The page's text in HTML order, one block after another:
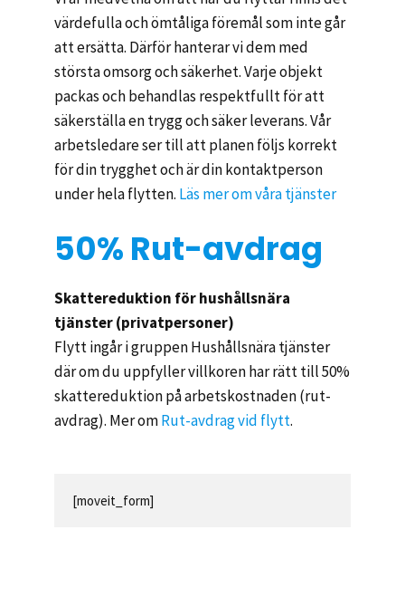
värdefulla och ömtåliga föremål som inte går
att ersätta. Därför hanterar vi dem med
största omsorg och säkerhet. Varje objekt
packas och behandlas respektfullt för att
säkerställa en trygg och säker leverans. Vår
arbetsledare ser till att planen följs korrekt
för din trygghet och är din kontaktperson
under hela flytten. Läs mer om våra tjänster
50% Rut-avdrag
Skattereduktion för hushållsnära
tjänster (privatpersoner)
Flytt ingår i gruppen Hushållsnära tjänster
där om du uppfyller villkoren har rätt till 50%
skattereduktion på arbetskostnaden (rut-
avdrag). Mer omRut-avdrag vid flytt.
[moveit_form]